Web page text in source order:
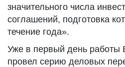
значительного числа
соглашений, подготовка
течение года».
Уже в первый день
провел серию деловых